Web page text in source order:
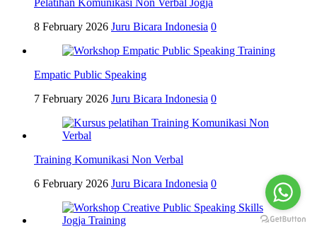
Pelatihan Komunikasi Non Verbal Jogja
8 February 2026 Juru Bicara Indonesia 0
Empatic Public Speaking
7 February 2026 Juru Bicara Indonesia 0
Training Komunikasi Non Verbal
6 February 2026 Juru Bicara Indonesia 0